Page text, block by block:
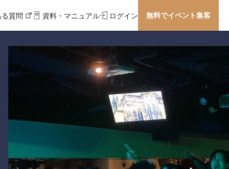
質問 資料・マニュアル ログイン 無料でイベント集客